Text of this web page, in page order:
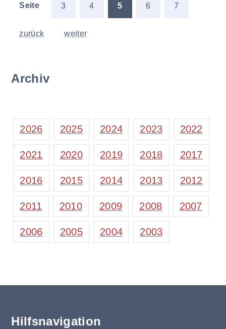
Seite 3 4 5 6 7
zurück weiter
Archiv
2026 2025 2024 2023 2022
2021 2020 2019 2018 2017
2016 2015 2014 2013 2012
2011 2010 2009 2008 2007
2006 2005 2004 2003
Hilfsnavigation